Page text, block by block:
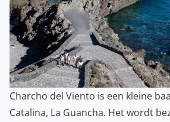
Charcho del Viento is een kleine
Catalina, La Guancha. Het wordt